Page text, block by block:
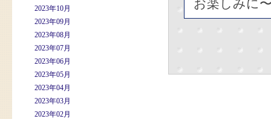
2023年10月
2023年09月
2023年08月
2023年07月
2023年06月
2023年05月
2023年04月
2023年03月
2023年02月
お楽しみに